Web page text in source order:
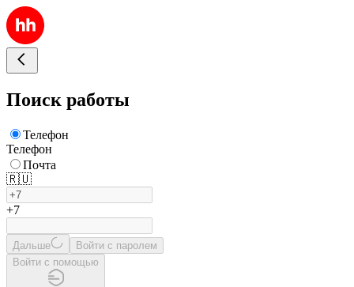
Поиск работы
Телефон
Телефон
Почта
🇷🇺
+7
Дальше
Войти с паролем
Войти с помощью